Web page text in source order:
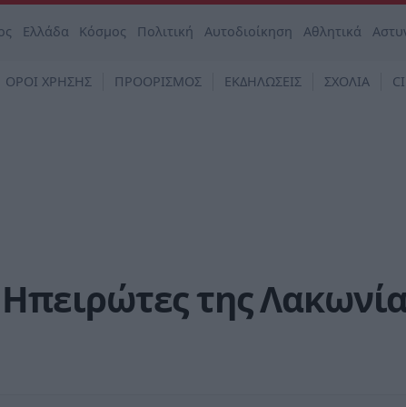
Ελλάδα Κόσμος Πολιτική Αυτοδιοίκηση Αθλητικά
ΟΡΟΙ ΧΡΗΣΗΣ ΠΡΟΟΡΙΣΜΟΣ ΕΚΔΗΛΩΣΕΙΣ ΣΧΟΛΙΑ
της